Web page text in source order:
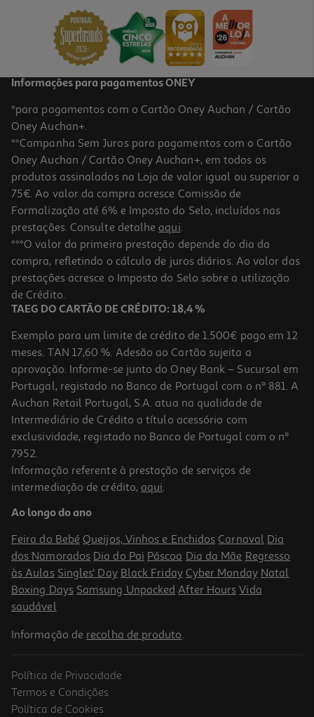
PVP de editor
17,99 €
-10%
Livro Uma Noite De Paixão De Nadia Lee
17.51 €/un
19,45 € PVP de editor
17,51 €
-10%
Livro Um Chapéu De Leopardo
12.6 €/un
PVP de editor
12,60 €
-10%
Informações para pagamentos ONEY
*para pagamentos com o Cartão Oney Auchan / Cartão
Oney Auchan+.
**Campanha Sem Juros para pagamentos com o Cartão
Oney Auchan / Cartão Oney Auchan+, em todos os
produtos assinalados na Loja de valor igual ou superior a
75€. Ao valor da compra acresce Comissão de
Formalização até 6% e Imposto do Selo, incluídos nas
prestações. Consulte detalhe aqui.
***O valor da primeira prestação depende do dia da
compra, refletindo o cálculo de juros diários. Ao valor das
prestações acresce o Imposto do Selo sobre a utilização
de Crédito.
TAEG DO CARTÃO DE CRÉDITO: 18,4 %
Exemplo para um limite de crédito de 1.500€ pago em 12
meses. TAN 17,60 %. Adesão ao Cartão sujeita a
aprovação. Informe-se junto do Oney Bank – Sucursal em
Portugal, registado no Banco de Portugal com o nº 881. A
Auchan Retail Portugal, S.A. atua na qualidade de
Intermediário de Crédito a título acessório com
exclusividade, registado no Banco de Portugal com o nº
7952.
Informação referente à prestação de serviços de
intermediação de crédito, aqui.
Ao longo do ano
Feira do Bebé Queijos, Vinhos e Enchidos Carnaval Dia
dos Namorados Dia do Pai Páscoa Dia da Mãe Regresso
às Aulas Singles' Day Black Friday Cyber Monday Natal
Boxing Days Samsung Unpacked After Hours Vida
saudável
Informação de recolha de produto.
Política de Privacidade
Termos e Condições
Política de Cookies